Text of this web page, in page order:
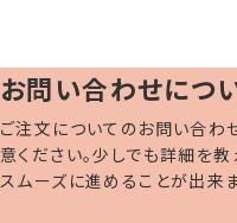
お問い合わせにつ
ご注文についてのお問い合わ
意ください。少しでも詳細を
スムーズに進めることが出来ま